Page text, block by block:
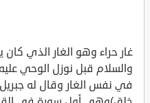
غار حراء وهو الغار الذي كان
والسلام قبل نوزل الوحي
في نفس الغار وقال له